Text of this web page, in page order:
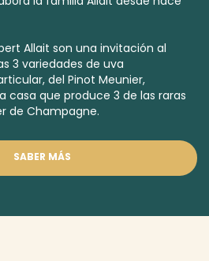
Allait son una invitación al
3 variedades de uva
del Pinot Meunier,
casa que produce 3 de las raras
de Champagne.
SABER MÁS